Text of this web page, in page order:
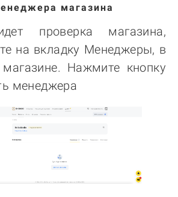
магазина
проверка магазина,
на вкладку Менеджеры, в
Нажмите кнопку
менеджера